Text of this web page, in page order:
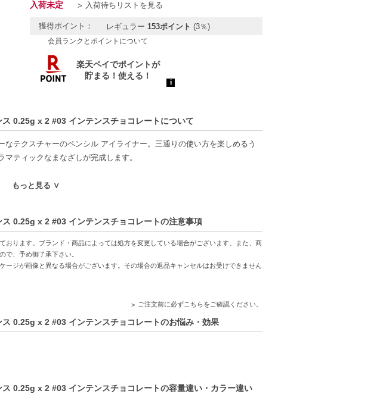
入荷未定 入荷待ちリストを見る
獲得ポイント： レギュラー 153ポイント (3％)
会員ランクとポイントについて
0.25g x 2 #03 インテンスチョコレートについて
テクスチャーのペンシル アイライナー。三通りの使い方を楽しめるう
ティックなまなざしが完成します。
ップさせます。
で、簡単に滑らかに仕上がります。
を持続します。
方
）
説明はこちら）
もっと見る ∨
0.25g x 2 #03 インテンスチョコレートの注意事項
ります。ブランド・商品によっては処方を変更している場合がございます。また、商
で、予め御了承下さい。
ジが画像と異なる場合がございます。その場合の返品キャンセルはお受けできません
ご注文前に必ずこちらをご確認ください。
0.25g x 2 #03 インテンスチョコレートのお悩み・効果
0.25g x 2 #03 インテンスチョコレートの容量違い・カラー違い